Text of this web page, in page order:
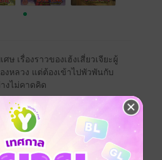
เรื่องราวของเฮ้งเสี่ยวเจียะผู้
งหลวง แต่ต้องเข้าไปพัวพันกับ
งไม่คาดคิด
ยใน แอกชัน